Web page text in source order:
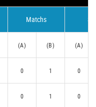
Matchs
(A) (B) (A)
0 1 0
0 1 0